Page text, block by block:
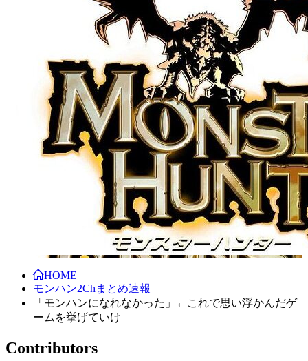
HOME
モンハン2Chまとめ速報
「モンハンになれなかった」←これで思い浮かんだゲ
ームを挙げていけ
Contributors